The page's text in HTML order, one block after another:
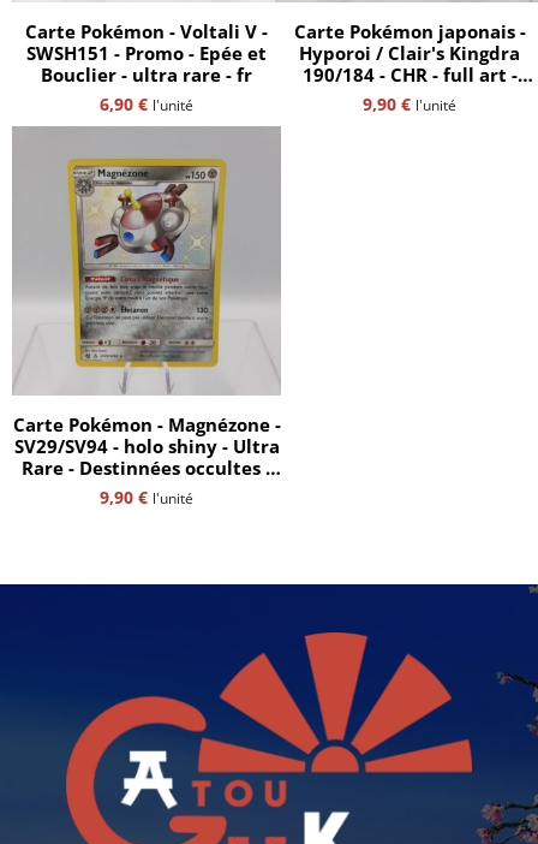
Carte Pokémon - Voltali V -
SWSH151 - Promo - Epée et
Bouclier - ultra rare - fr
6,90 € l'unité
Carte Pokémon japonais -
Hyporoi / Clair's Kingdra
190/184 - CHR - full art -
Vmax Climax - ultra rare -
s8b - jap
9,90 € l'unité
Carte Pokémon - Magnézone -
SV29/SV94 - holo shiny - Ultra
Rare - Destinnées occultes -
11.5 - FR
9,90 € l'unité